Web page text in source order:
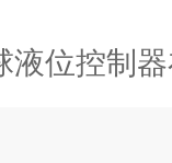
控制器在各种